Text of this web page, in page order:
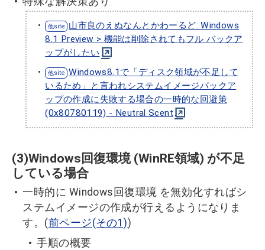
山市良のえぬなんとかわーるど: Windows
8.1 Preview > 機能は削除されてもフル バックア
ップがしたい
Windows8.1で「ディスク領域が不足して
いるため」と言われシステムイメージバックア
ップの作成に失敗する場合の一時的な回避策
(0x80780119) - Neutral Scent
(3)Windows回復環境 (WinRE領域) が不足
している場合
一時的に Windows回復環境 を無効化すればシ
ステムイメージの作成が行えるようになりま
す。(前ページ(その1))
手順の概要